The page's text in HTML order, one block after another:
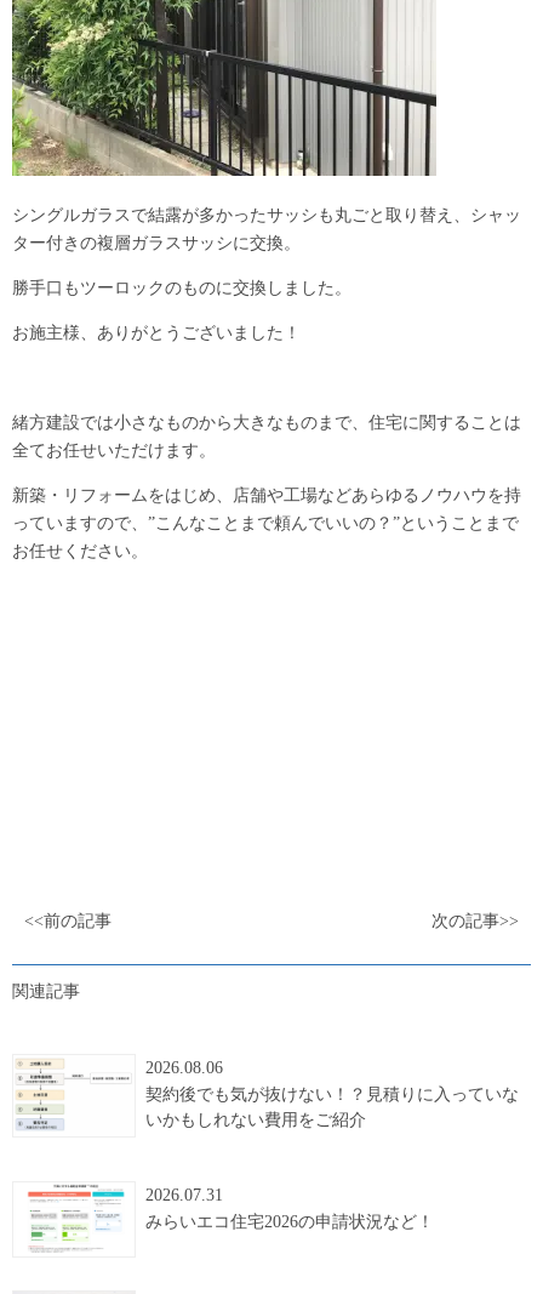
シングルガラスで結露が多かったサッシも丸ごと取り替え、シャッ
ター付きの複層ガラスサッシに交換。
勝手口もツーロックのものに交換しました。
お施主様、ありがとうございました！
緒方建設では小さなものから大きなものまで、住宅に関することは
全てお任せいただけます。
新築・リフォームをはじめ、店舗や工場などあらゆるノウハウを持
っていますので、”こんなことまで頼んでいいの？”ということまで
お任せください。
<<前の記事 次の記事>>
関連記事
2026.08.06
契約後でも気が抜けない！？見積りに入っていな
いかもしれない費用をご紹介
2026.07.31
みらいエコ住宅2026の申請状況など！